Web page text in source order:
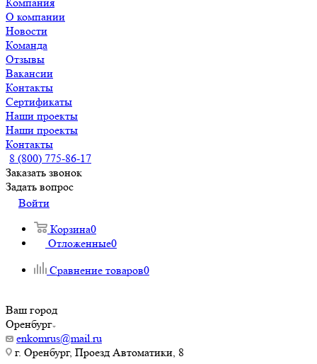
О компании
Новости
Команда
Отзывы
Вакансии
Контакты
Сертификаты
Наши проекты
Наши проекты
Контакты
8 (800) 775-86-17
Заказать звонок
Задать вопрос
Войти
Корзина0
Отложенные0
Сравнение товаров0
Ваш город
Оренбург
enkomrus@mail.ru
г. Оренбург, Проезд Автоматики, 8